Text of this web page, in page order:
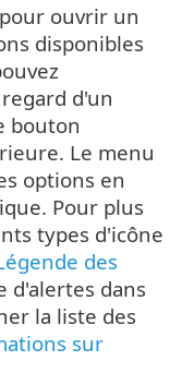
ouvrir un
disponibles
d'un
bouton
Le menu
options en
Pour plus
types d'icône
des
d'alertes dans
la liste des
sur